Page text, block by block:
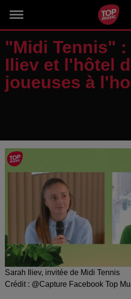
"Midi Tennis" :
Iliev et l'hôtel
joueuses à
Sarah Iliev, invitée de Midi Tennis
Crédit : @Capture Facebook Top